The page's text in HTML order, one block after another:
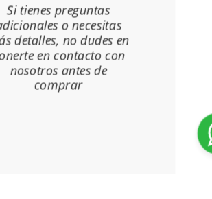
Si tienes preguntas
o necesitas
detalles, no dudes en
en contacto con
nosotros antes de
comprar